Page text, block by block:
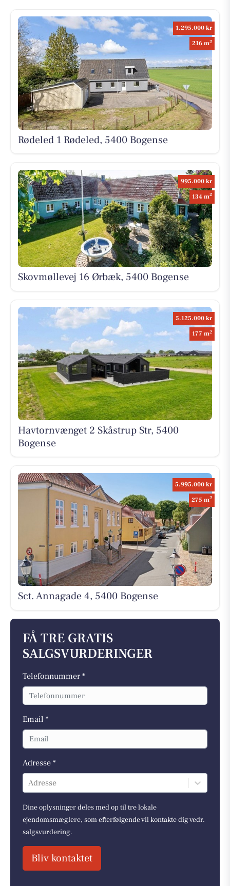
1.295.000 kr
216 m2
Rødeled 1 Rødeled, 5400 Bogense
995.000 kr
134 m2
Skovmøllevej 16 Ørbæk, 5400 Bogense
5.125.000 kr
177 m2
Havtornvænget 2 Skåstrup Str, 5400
Bogense
5.995.000 kr
275 m2
Sct. Annagade 4, 5400 Bogense
FÅ TRE GRATIS
SALGSVURDERINGER
Telefonnummer *
Email *
Adresse *
Adresse
Dine oplysninger deles med op til tre lokale
ejendomsmæglere, som efterfølgende vil kontakte dig vedr.
salgsvurdering.
Bliv kontaktet